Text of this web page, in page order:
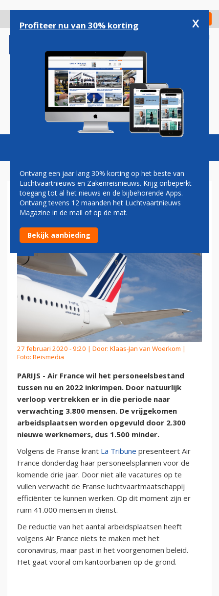
gaan
Check in
Magazine Podcasts Vacatures
AIR FRANCE WIL MET MINDER
PERSONEEL DE TOEKOMST IN
27 februari 2020 - 9:20 | Door: Klaas-Jan van Woerkom |
Foto: Reismedia
PARIJS - Air France wil het personeelsbestand
tussen nu en 2022 inkrimpen. Door natuurlijk
verloop vertrekken er in die periode naar
verwachting 3.800 mensen. De vrijgekomen
arbeidsplaatsen worden opgevuld door 2.300
nieuwe werknemers, dus 1.500 minder.
Volgens de Franse krant La Tribune presenteert Air
France donderdag haar personeelsplannen voor de
komende drie jaar. Door niet alle vacatures op te
vullen verwacht de Franse luchtvaartmaatschappij
efficiënter te kunnen werken. Op dit moment zijn er
ruim 41.000 mensen in dienst.
De reductie van het aantal arbeidsplaatsen heeft
volgens Air France niets te maken met het
coronavirus, maar past in het voorgenomen beleid.
Het gaat vooral om kantoorbanen op de grond.
Profiteer nu van 30% korting x
Ontvang een jaar lang 30% korting op het beste van
Luchtvaartnieuws en Zakenreisnieuws. Krijg onbeperkt
toegang tot al het nieuws en de bijbehorende Apps.
Ontvang tevens 12 maanden het Luchtvaartnieuws
Magazine in de mail of op de mat.
Bekijk aanbieding